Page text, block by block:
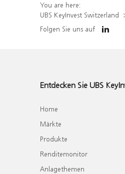
You are here:
UBS KeyInvest Switzerland
Folgen Sie uns auf
Entdecken Sie UBS
Home
Märkte
Produkte
Renditemonitor
Anlagethemen